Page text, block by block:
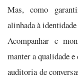
Mas, como
alinhada à
Acompanhar e
manter a qualidade
auditoria de